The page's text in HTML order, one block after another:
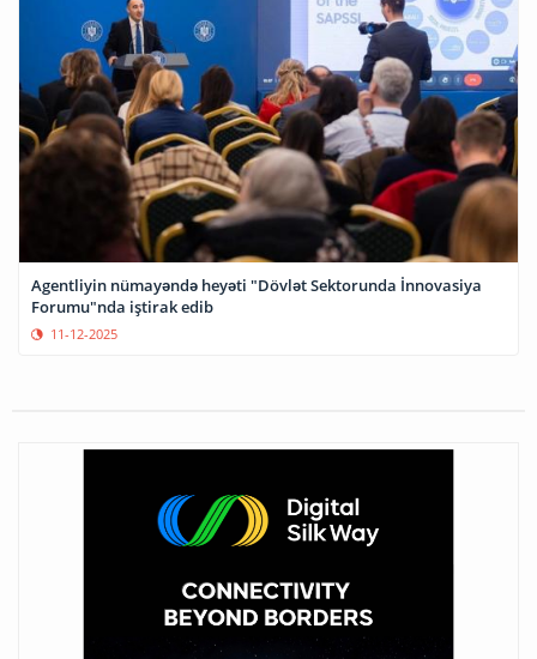
Agentliyin nümayəndə heyəti "Dövlət Sektorunda İnnovasiya
Forumu"nda iştirak edib
11-12-2025